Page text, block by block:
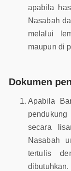
apabila
Nasabah
melalui
maupun di
Dokumen
Apabila
secara
Nasabah
tertulis
dibutuhkan.